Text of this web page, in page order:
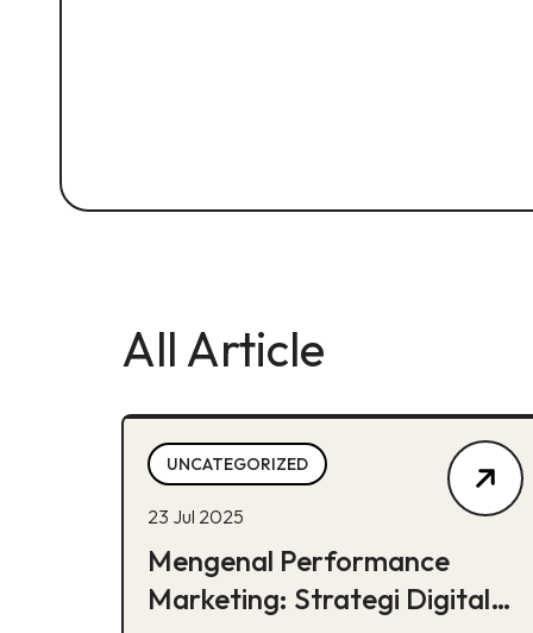
All Article
UNCATEGORIZED
23 Jul 2025
Mengenal Performance
Marketing: Strategi Digital